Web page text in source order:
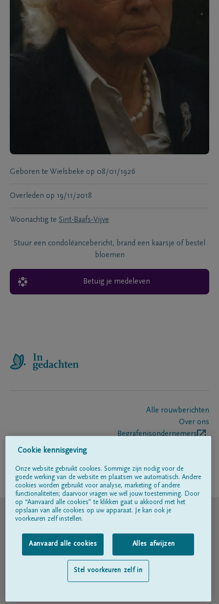
Geboren te Wielsbeke op 08/01/1926
Overleden op 19/11/2018
Woonachtig te Sint-Baafs-Vijve
Stuur een condoléancebericht, brand een kaarsje of bestel
bloemen
Betuig je medeleven
Alle rouwberichten
Over ons
Begrafenisondernemers
Volg ons op
© DELA
Gebruiksvoorwaarden
Privacyverklaring
Toegankelijkheidsverklaring
Cookie kennisgeving
Onze website gebruikt cookies. Sommige zijn nodig voor de
goede werking van de website en plaatsen we automatisch. Andere
cookies worden gebruikt voor analyse, marketing of andere
functionaliteiten; daarvoor vragen we wél jouw toestemming. Door
op “Aanvaard alle cookies” te klikken gaat u akkoord met het
opslaan van alle cookies op uw apparaat. Je kan ook je
voorkeuren zelf instellen.
Aanvaard alle cookies Alles afwijzen
Stel voorkeuren zelf in